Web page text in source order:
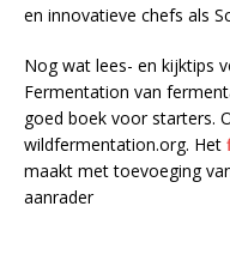
en innovatieve chefs als
Nog wat lees- en kijktips
Fermentation van
goed boek voor starters.
wildfermentation.org. Het
maakt met toevoeging
aanrader